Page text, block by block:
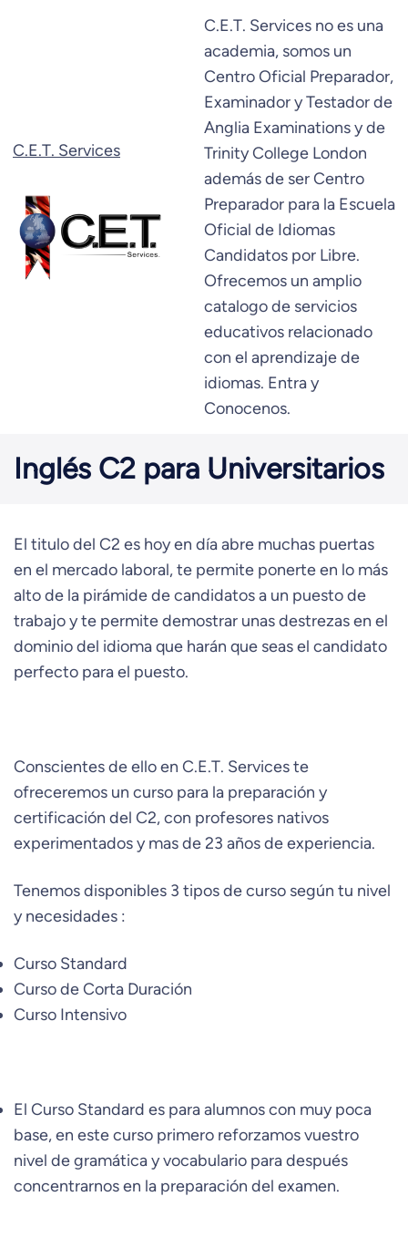
C.E.T. Services
C.E.T. Services no es una
academia, somos un
Centro Oficial Preparador,
Examinador y Testador de
Anglia Examinations y de
Trinity College London
además de ser Centro
Preparador para la Escuela
Oficial de Idiomas
Candidatos por Libre.
Ofrecemos un amplio
catalogo de servicios
educativos relacionado
con el aprendizaje de
idiomas. Entra y
Conocenos.
Inglés C2 para Universitarios
El titulo del C2 es hoy en día abre muchas puertas
en el mercado laboral, te permite ponerte en lo más
alto de la pirámide de candidatos a un puesto de
trabajo y te permite demostrar unas destrezas en el
dominio del idioma que harán que seas el candidato
perfecto para el puesto.
Conscientes de ello en C.E.T. Services te
ofreceremos un curso para la preparación y
certificación del C2, con profesores nativos
experimentados y mas de 23 años de experiencia.
Tenemos disponibles 3 tipos de curso según tu nivel
y necesidades :
Curso Standard
Curso de Corta Duración
Curso Intensivo
El Curso Standard es para alumnos con muy poca
base, en este curso primero reforzamos vuestro
nivel de gramática y vocabulario para después
concentrarnos en la preparación del examen.